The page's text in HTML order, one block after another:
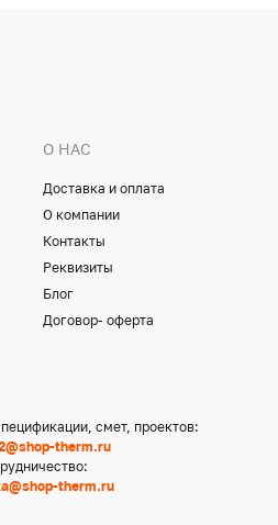
О НАС
Доставка и оплата
О компании
Контакты
Реквизиты
Блог
Договор- оферта
смет, проектов:
therm.ru
therm.ru